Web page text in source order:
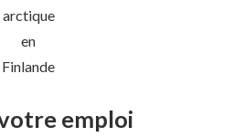
arctique
en
Finlande
emploi